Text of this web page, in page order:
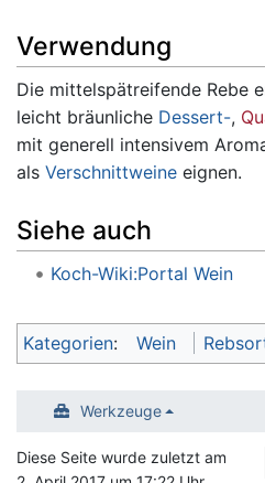
Verwendung
Die mittelspätreifende Rebe
leicht bräunliche Dessert-,
mit generell intensivem
als Verschnittweine eignen.
Siehe auch
Koch-Wiki:Portal Wein
Kategorien: Wein
Werkzeuge
Diese Seite wurde zuletzt am